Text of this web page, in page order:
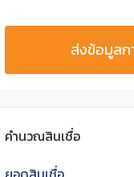
ส่งข้อมูล
คำนวณสินเชื่อ